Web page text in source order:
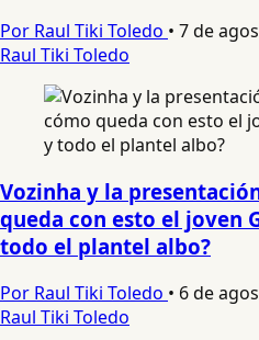
Por Raul Tiki Toledo • 7 de
Raul Tiki Toledo
Vozinha y la
queda con esto el joven
todo el plantel albo?
Por Raul Tiki Toledo • 6 de
Raul Tiki Toledo